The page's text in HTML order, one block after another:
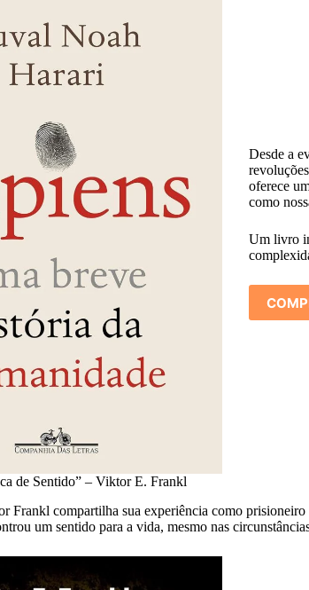
Desde a
oferece
como
Um livro
de Sentido” – Viktor E. Frankl
Frankl compartilha sua experiência como prisioneiro
um sentido para a vida, mesmo nas